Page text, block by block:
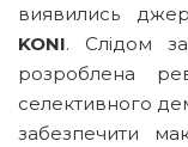
виявились
KONI. Слідом
розроблена
селективного
забезпечити